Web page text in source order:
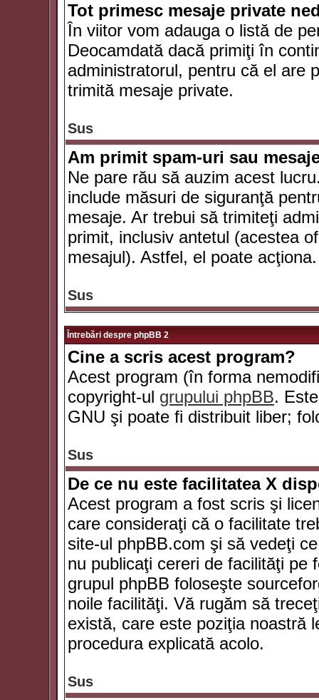
Tot primesc mesaje private
În viitor vom adauga o listă de
Deocamdată dacă primiţi în
administratorul, pentru că el are
trimită mesaje private.
Sus
Am primit spam-uri sau
Ne pare rău să auzim acest
include măsuri de siguranţă
mesaje. Ar trebui să trimiteţi
primit, inclusiv antetul (acestea
mesajul). Astfel, el poate acţiona.
Sus
Întrebări despre phpBB 2
Cine a scris acest program?
Acest program (în forma
copyright-ul grupului phpBB.
GNU şi poate fi distribuit liber;
Sus
De ce nu este facilitatea X
Acest program a fost scris şi
care consideraţi că o facilitate
site-ul phpBB.com şi să vedeţi
nu publicaţi cereri de facilităţi pe
grupul phpBB foloseşte
noile facilităţi. Vă rugăm să
există, care este poziţia noastră
procedura explicată acolo.
Sus